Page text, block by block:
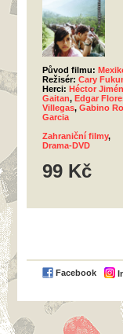
Původ filmu:
Režisér: Cary
Herci: Héctor
Gaitan, Edgar
Villegas, Gabino
Garcia
Zahraniční filmy,
Drama-DVD
99 Kč
Facebook